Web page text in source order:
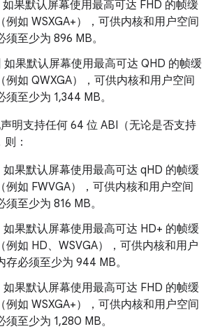
如果默认屏幕使用最高可达 FHD 的帧缓
例如 WSXGA+），可供内核和用户空间
至少为 896 MB。
如果默认屏幕使用最高可达 QHD 的帧缓
例如 QWXGA），可供内核和用户空间
至少为 1,344 MB。
明支持任何 64 位 ABI（无论是否支持
：
如果默认屏幕使用最高可达 qHD 的帧缓
例如 FWVGA），可供内核和用户空间
至少为 816 MB。
如果默认屏幕使用最高可达 HD+ 的帧缓
例如 HD、WSVGA），可供内核和用户
存必须至少为 944 MB。
如果默认屏幕使用最高可达 FHD 的帧缓
例如 WSXGA+），可供内核和用户空间
至少为 1,280 MB。